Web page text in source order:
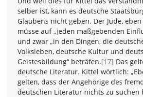
selber ist, kann es deutsche
Glaubens nicht geben. Der Jude,
müsse auf „jeden maßgebenden
und zwar „in den Dingen, die
Volksleben, deutsche Kultur und
Geistesbildung“ beträfen.[17] Das
deutsche Literatur. Kittel wörtlich:
gelten, dass der Angehörige des
deutschen Literatur nichts zu suchen